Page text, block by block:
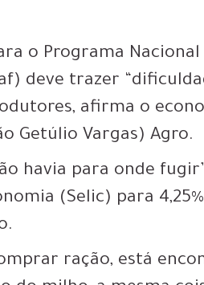
o Programa
deve trazer
afirma o
Getúlio Vargas) Agro.
havia para onde
(Selic) para
ração, está